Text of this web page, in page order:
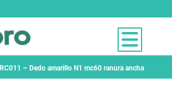
RC011 – Dedo amarillo N1 mc60 ranura ancha